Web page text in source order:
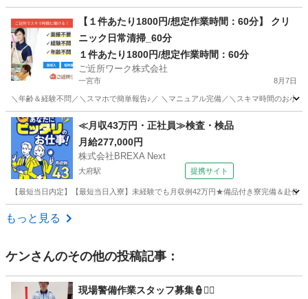
伏見駅
【１件あたり1800円/想定作業時間：60分】 クリ
ニック日常清掃_60分
１件あたり1800円/想定作業時間：60分
ご近所ワーク株式会社
一宮市 8月7日
＼年齢＆経験不問／＼スマホで簡単報告♪／ ＼マニュアル完備／＼スキマ時間のお
愛知 一宮市 その他
≪月収43万円・正社員≫検査・検品
月給277,000円
株式会社BREXA Next
大府駅 提携サイト
【最短当日内定】【最短当日入寮】未経験でも月収例42万円★備品付き寮完備＆赴
愛知 大府市
もっと見る
ケンさんのその他の投稿記事：
現場警備作業スタッフ募集👮👮‍♂️